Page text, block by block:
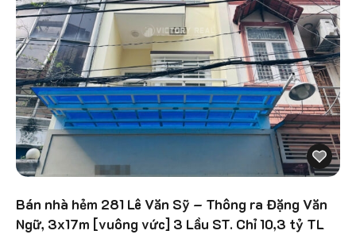
Bán nhà hẻm 281 Lê Văn Sỹ – Thông ra Đặng Văn
Ngữ, 3x17m [vuông vức] 3 Lầu ST. Chỉ 10,3 tỷ TL